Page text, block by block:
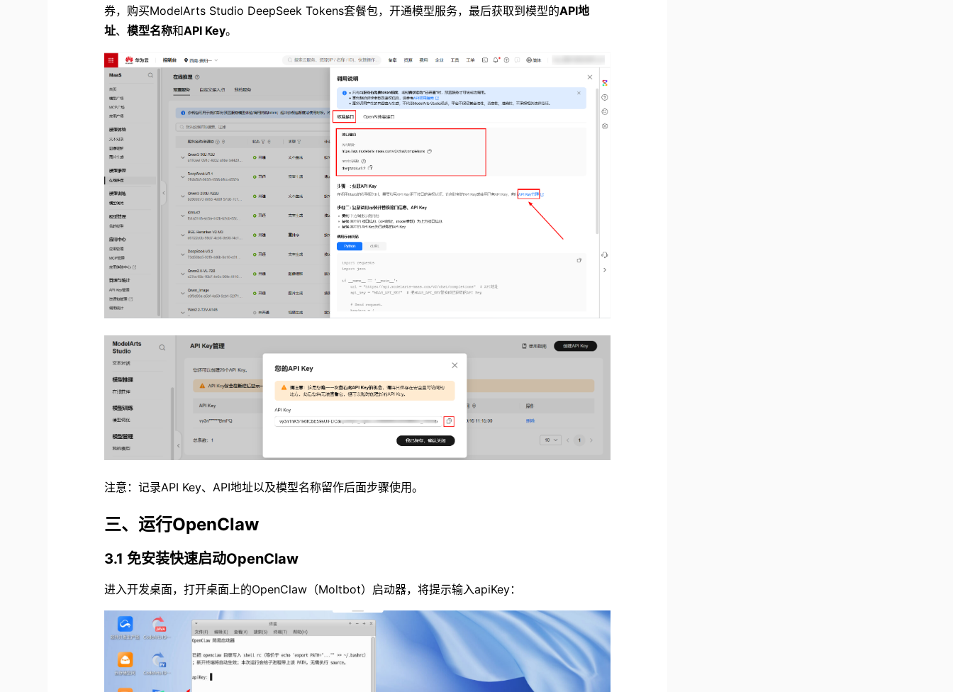
券，购买ModelArts Studio DeepSeek Tokens套餐包，开通模型服务，最后获取到模型的API地
址、模型名称和API Key。
注意：记录API Key、API地址以及模型名称留作后面步骤使用。
三、运行OpenClaw
3.1 免安装快速启动OpenClaw
进入开发桌面，打开桌面上的OpenClaw（Moltbot）启动器，将提示输入apiKey：